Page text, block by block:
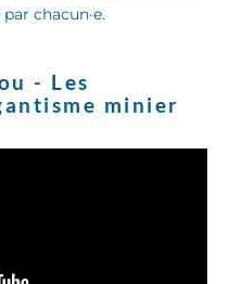
chacun·e.
- Les
minier